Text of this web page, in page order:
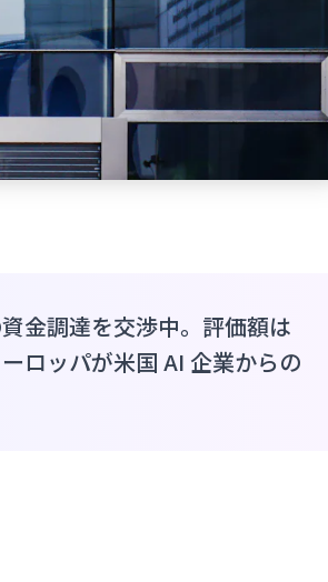
金調達を交渉中。評価額は
ロッパが米国 AI 企業からの